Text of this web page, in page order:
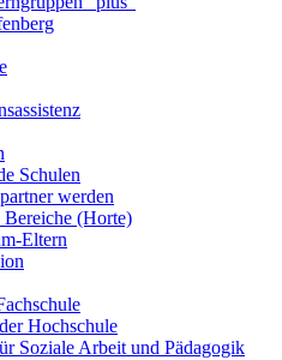
Schulen
werden
Bereiche (Horte)
Eltern
Hochschule
Soziale Arbeit und Pädagogik